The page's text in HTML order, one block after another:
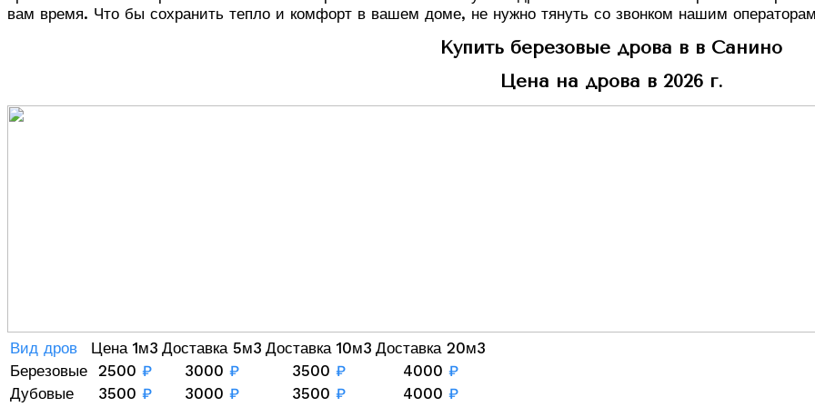
вам время. Что бы сохранить тепло и комфорт в вашем доме, не нужно тянуть со звонком нашим
Купить березовые дрова в в Санино
Цена на дрова в 2026 г.
Вид дров Цена 1м3 Доставка 5м3 Доставка 10м3 Доставка 20м3
Березовые 2500 ₽ 3000 ₽ 3500 ₽ 4000 ₽
Дубовые
3500 ₽ 3000 ₽ 3500 ₽ 4000 ₽